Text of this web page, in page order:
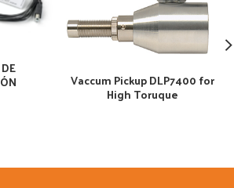
Vaccum Pickup DLP7400 for
High Toruque